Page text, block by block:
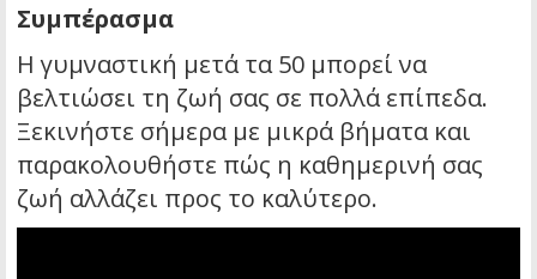
Συμπέρασμα
Η γυμναστική μετά τα 50 μπορεί να
βελτιώσει τη ζωή σας σε πολλά επίπεδα.
Ξεκινήστε σήμερα με μικρά βήματα και
παρακολουθήστε πώς η καθημερινή σας
ζωή αλλάζει προς το καλύτερο.